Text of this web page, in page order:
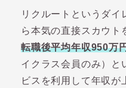
リクルートというダイ
ら本気の直接スカウト
転職後平均年収950万
イクラス会員のみ）と
ビスを利用して年収が